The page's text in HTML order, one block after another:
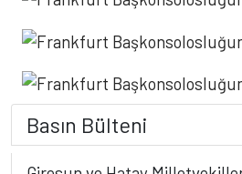
Basın Bülteni